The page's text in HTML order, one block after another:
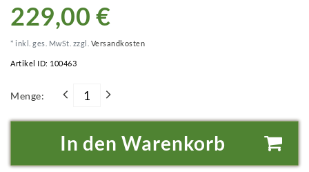
229,00 €
* inkl. ges. MwSt. zzgl. Versandkosten
Artikel ID: 100463
Menge:
In den Warenkorb